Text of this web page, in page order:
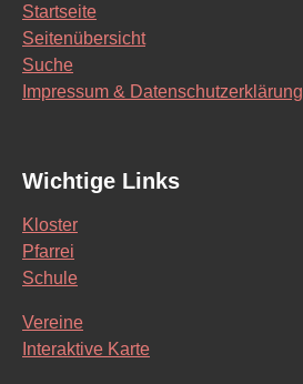
Startseite
Seitenübersicht
Suche
Impressum & Datenschutzerklärung
Wichtige Links
Kloster
Pfarrei
Schule
Vereine
Interaktive Karte